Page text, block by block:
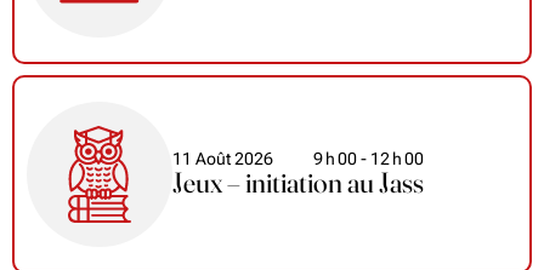
11 Août 2026 9h00- 12h00
Jeux – initiation au Jass